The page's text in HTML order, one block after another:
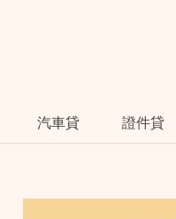
汽車貸 證件貸